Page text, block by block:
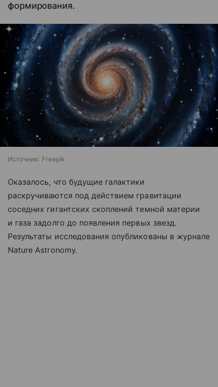
формирования.
Источник: Freepik
Оказалось, что будущие галактики
раскручиваются под действием гравитации
соседних гигантских скоплений темной материи
и газа задолго до появления первых звезд.
Результаты исследования опубликованы в журнале
Nature Astronomy.